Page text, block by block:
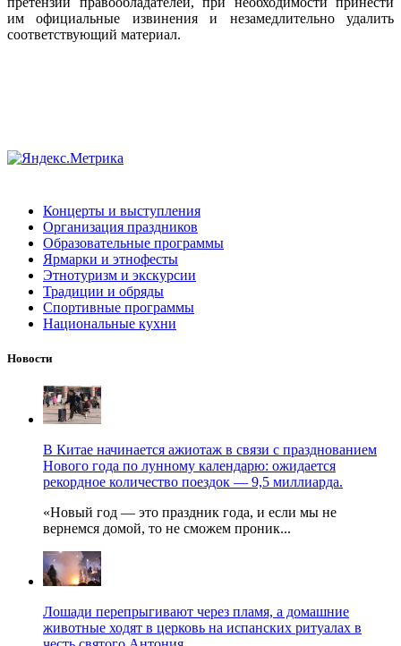
им официальные извинения и незамедлительно удалить
соответствующий материал.
Концерты и выступления
Организация праздников
Образовательные программы
Ярмарки и этнофесты
Этнотуризм и экскурсии
Традиции и обряды
Спортивные программы
Национальные кухни
Новости
В Китае начинается ажиотаж в связи с празднованием
Нового года по лунному календарю: ожидается
рекордное количество поездок — 9,5 миллиарда.
«Новый год — это праздник года, и если мы не
вернемся домой, то не сможем проник...
Лошади перепрыгивают через пламя, а домашние
животные ходят в церковь на испанских ритуалах в